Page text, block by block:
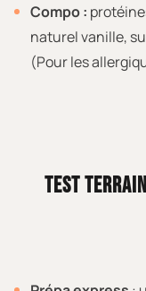
Compo :
naturel vanille,
(Pour les
TEST